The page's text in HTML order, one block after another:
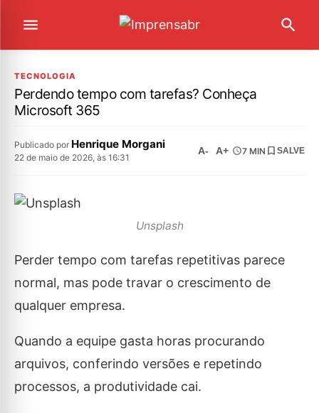
TECNOLOGIA
Perdendo tempo com tarefas? Conheça
Microsoft 365
Publicado por Henrique Morgani
22 de maio de 2026, às 16:31
A- A+ 7 MIN SALVE
Unsplash
Perder tempo com tarefas repetitivas parece
normal, mas pode travar o crescimento de
qualquer empresa.
Quando a equipe gasta horas procurando
arquivos, conferindo versões e repetindo
processos, a produtividade cai.